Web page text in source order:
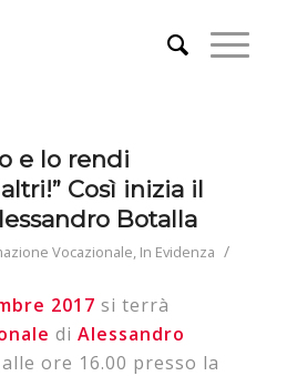
e lo rendi
Così inizia il
Botalla
Vocazionale, In Evidenza /
2017 si terrà
di Alessandro
ore 16.00 presso la